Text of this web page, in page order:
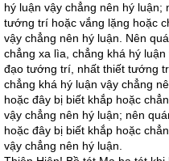
hý luận vậy chẳng nên hý
tướng trí hoặc vắng lặng hoặc
vậy chẳng nên hý luận. Nên
chẳng xa lìa, chẳng khá hý
đạo tướng trí, nhất thiết tướng
chẳng khá hý luận vậy chẳng
hoặc đây bị biết khắp hoặc
vậy chẳng nên hý luận; nên
hoặc đây bị biết khắp hoặc
vậy chẳng nên hý luận.